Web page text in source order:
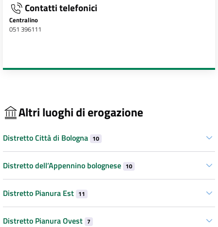
Contatti telefonici
Centralino
051 396111
Altri luoghi di erogazione
Distretto Città di Bologna 10
Distretto dell’Appennino bolognese 10
Distretto Pianura Est 11
Distretto Pianura Ovest 7